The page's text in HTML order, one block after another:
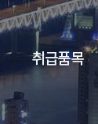
취급품목